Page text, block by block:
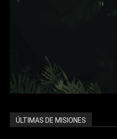
ÚLTIMAS DE MISIONES